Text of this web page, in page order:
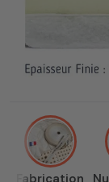
Fabrication